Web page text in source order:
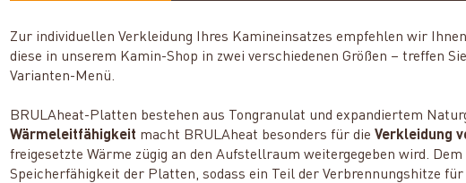
Zur individuellen Verkleidung Ihres Kamineinsatzes empfehlen wir
diese in unserem Kamin-Shop in zwei verschiedenen Größen – treffen
Varianten-Menü.
BRULAheat-Platten bestehen aus Tongranulat und expandiertem
Wärmeleitfähigkeit macht BRULAheat besonders für dieVerkleidung
freigesetzte Wärme zügig an den Aufstellraum weitergegeben wird.
Speicherfähigkeit der Platten, sodass ein Teil der Verbrennungshitze